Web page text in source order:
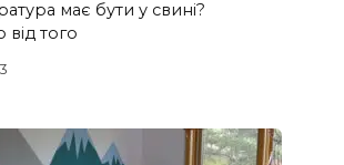
має бути у свині?
того